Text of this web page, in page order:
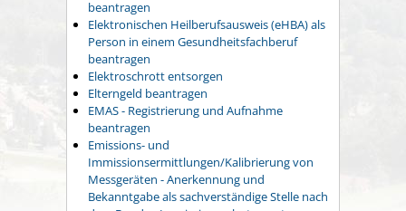
beantragen
Elektronischen Heilberufsausweis (eHBA) als
Person in einem Gesundheitsfachberuf
beantragen
Elektroschrott entsorgen
Elterngeld beantragen
EMAS - Registrierung und Aufnahme
beantragen
Emissions- und
Immissionsermittlungen/Kalibrierung von
Messgeräten - Anerkennung und
Bekanntgabe als sachverständige Stelle nach